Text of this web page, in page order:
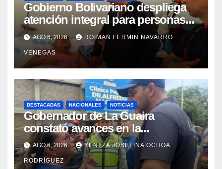
Gobierno Bolivariano despliega
atención integral para personas
con discapacidad en
campamentos de La Guaira
AGO 6, 2026 ROIMAN FERMIN NAVARRO
VENEGAS
DESTACADAS NACIONALES NOTICIAS
Gobernador de La Guaira
constató avances en la
rehabilitación del Hospitalito de
Catia la Mar
AGO 6, 2026 YENTZA JOSEFINA OCHOA
RODRÍGUEZ